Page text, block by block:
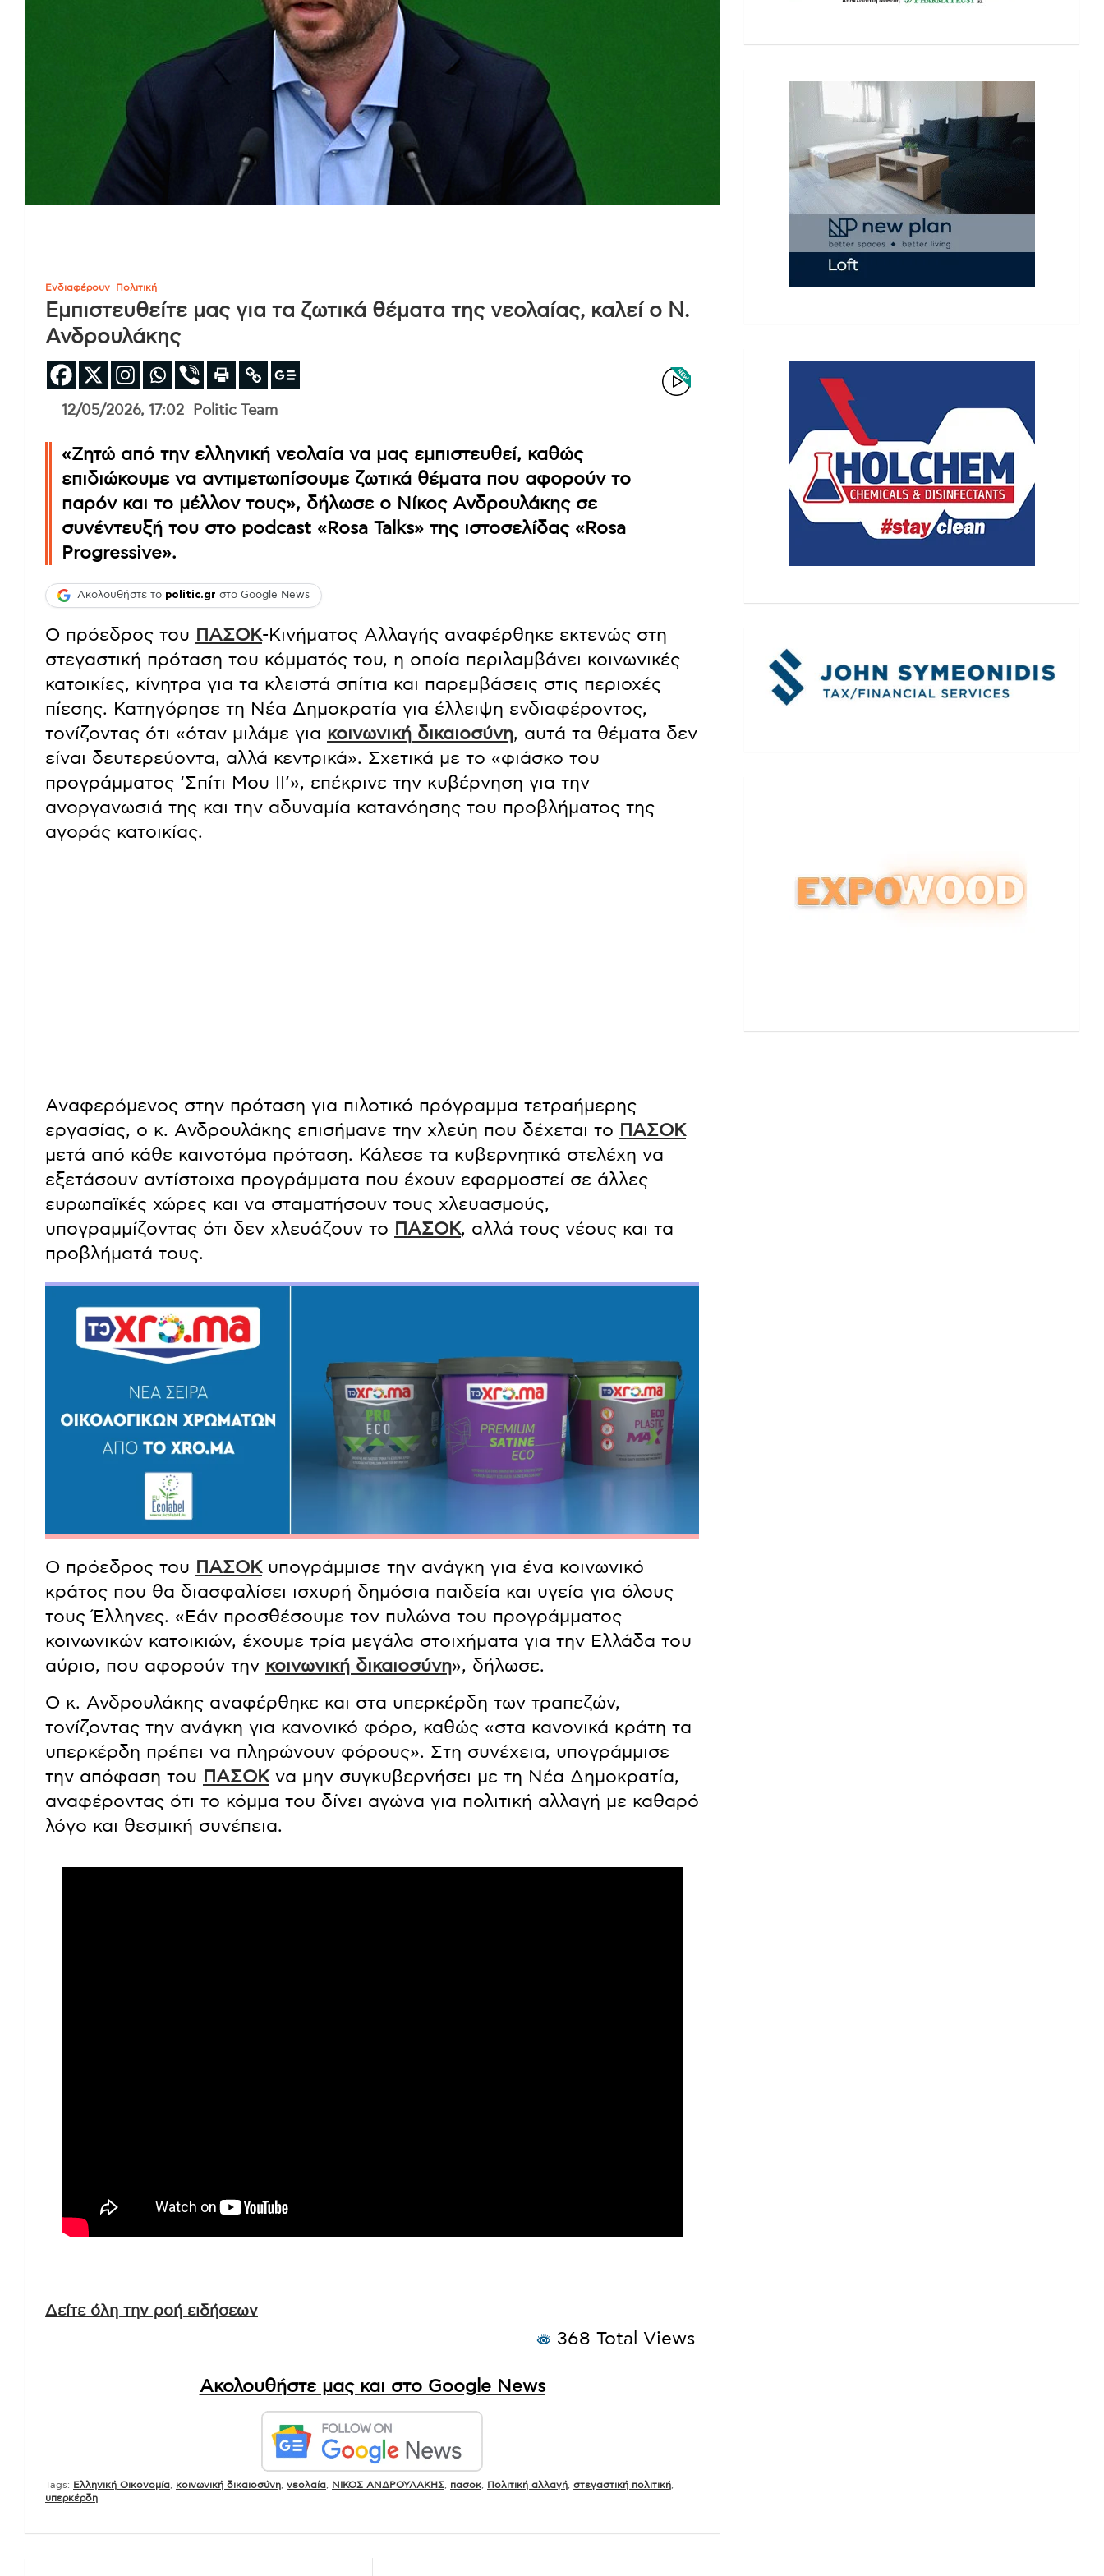
Ενδιαφέρουν Πολιτική
Εμπιστευθείτε μας για τα ζωτικά θέματα της νεολαίας, καλεί ο Ν.
Ανδρουλάκης
12/05/2026, 17:02 Politic Team
«Ζητώ από την ελληνική νεολαία να μας εμπιστευθεί, καθώς
επιδιώκουμε να αντιμετωπίσουμε ζωτικά θέματα που αφορούν το
παρόν και το μέλλον τους», δήλωσε ο Νίκος Ανδρουλάκης σε
συνέντευξή του στο podcast «Rosa Talks» της ιστοσελίδας «Rosa
Progressive».
Ακολουθήστε το politic.gr στο Google News
Ο πρόεδρος του ΠΑΣΟΚ-Κινήματος Αλλαγής αναφέρθηκε εκτενώς στη
στεγαστική πρόταση του κόμματός του, η οποία περιλαμβάνει κοινωνικές
κατοικίες, κίνητρα για τα κλειστά σπίτια και παρεμβάσεις στις περιοχές
πίεσης. Κατηγόρησε τη Νέα Δημοκρατία για έλλειψη ενδιαφέροντος,
τονίζοντας ότι «όταν μιλάμε για κοινωνική δικαιοσύνη, αυτά τα θέματα δεν
είναι δευτερεύοντα, αλλά κεντρικά». Σχετικά με το «φιάσκο του
προγράμματος ‘Σπίτι Μου ΙΙ’», επέκρινε την κυβέρνηση για την
ανοργανωσιά της και την αδυναμία κατανόησης του προβλήματος της
αγοράς κατοικίας.
Αναφερόμενος στην πρόταση για πιλοτικό πρόγραμμα τετραήμερης
εργασίας, ο κ. Ανδρουλάκης επισήμανε την χλεύη που δέχεται το ΠΑΣΟΚ
μετά από κάθε καινοτόμα πρόταση. Κάλεσε τα κυβερνητικά στελέχη να
εξετάσουν αντίστοιχα προγράμματα που έχουν εφαρμοστεί σε άλλες
ευρωπαϊκές χώρες και να σταματήσουν τους χλευασμούς,
υπογραμμίζοντας ότι δεν χλευάζουν το ΠΑΣΟΚ, αλλά τους νέους και τα
προβλήματά τους.
Ο πρόεδρος του ΠΑΣΟΚ υπογράμμισε την ανάγκη για ένα κοινωνικό
κράτος που θα διασφαλίσει ισχυρή δημόσια παιδεία και υγεία για όλους
τους Έλληνες. «Εάν προσθέσουμε τον πυλώνα του προγράμματος
κοινωνικών κατοικιών, έχουμε τρία μεγάλα στοιχήματα για την Ελλάδα του
αύριο, που αφορούν την κοινωνική δικαιοσύνη», δήλωσε.
Ο κ. Ανδρουλάκης αναφέρθηκε και στα υπερκέρδη των τραπεζών,
τονίζοντας την ανάγκη για κανονικό φόρο, καθώς «στα κανονικά κράτη τα
υπερκέρδη πρέπει να πληρώνουν φόρους». Στη συνέχεια, υπογράμμισε
την απόφαση του ΠΑΣΟΚ να μην συγκυβερνήσει με τη Νέα Δημοκρατία,
αναφέροντας ότι το κόμμα του δίνει αγώνα για πολιτική αλλαγή με καθαρό
λόγο και θεσμική συνέπεια.
Δείτε όλη την ροή ειδήσεων
368 Total Views
Ακολουθήστε μας και στο Google News
Tags: Ελληνική Οικονομία κοινωνική δικαιοσύνη νεολαία ΝΙΚΟΣ ΑΝΔΡΟΥΛΑΚΗΣ πασοκ Πολιτική αλλαγή στεγαστική πολιτική
υπερκέρδη